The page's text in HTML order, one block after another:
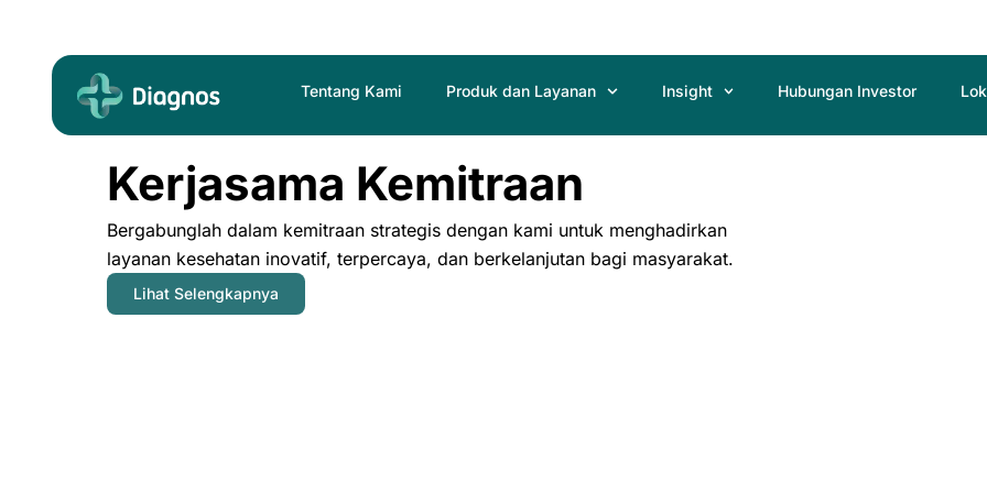
content
Tentang Kami Produk dan Layanan Insight Hubungan Investor
Kerjasama Kemitraan
Bergabunglah dalam kemitraan strategis dengan kami untuk menghadirkan
layanan kesehatan inovatif, terpercaya, dan berkelanjutan bagi masyarakat.
Lihat Selengkapnya